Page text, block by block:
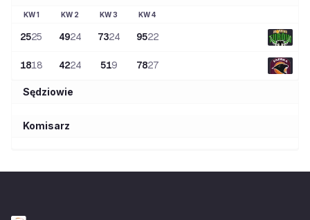
KW1 KW 2 KW3 KW4
2525 4924 7324 9522
1818 4224 519 7827
Sędziowie
Komisarz